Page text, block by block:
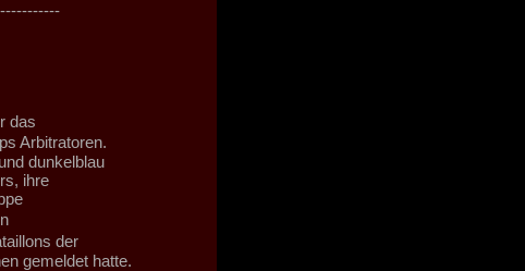
das
Arbitratoren.
dunkelblau
ihre
der
gemeldet hatte.